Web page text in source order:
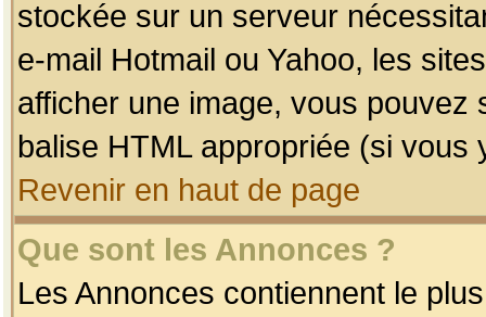
stockée sur un serveur
e-mail Hotmail ou Yahoo, les
afficher une image, vous pouvez
balise HTML appropriée (si vous
Revenir en haut de page
Que sont les Annonces ?
Les Annonces contiennent le